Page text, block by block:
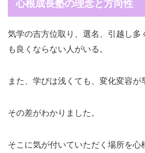
心根成長塾の理念と方向性
気学の吉方位取り、選名、引越し多
も良くならない人がいる。
また、学びは浅くても、変化変容が
その差がわかりました。
そこに気が付いていただく場所を心